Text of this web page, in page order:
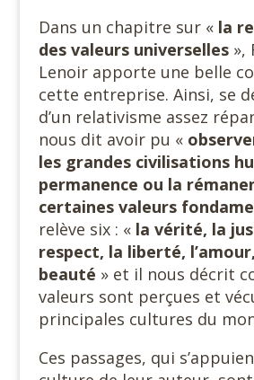
Dans un chapitre sur « la
des valeurs universelles»,
Lenoir apporte une belle
cette entreprise. Ainsi, se
d’un relativisme assez
nous dit avoir pu «
les grandes civilisations
permanence ou la
certaines valeurs
relève six : « la vérité, la
respect, la liberté,
beauté » et il nous décrit
valeurs sont perçues et
principales cultures du
Ces passages, qui